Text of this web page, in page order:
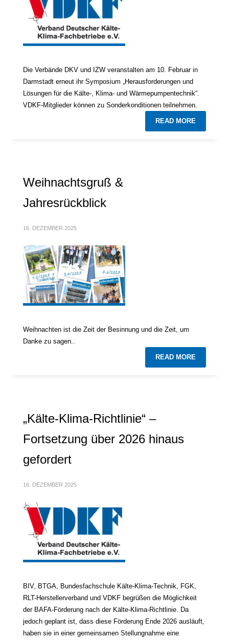
Die Verbände DKV und IZW veranstalten am 10. Februar in
Darmstadt erneut ihr Symposium „Herausforderungen und
Lösungen für die Kälte-, Klima- und Wärmepumpentechnik“.
VDKF-Mitglieder können zu Sonderkonditionen teilnehmen.
READ MORE
Weihnachtsgruß &
Jahresrückblick
16. DEZEMBER 2025
Weihnachten ist die Zeit der Besinnung und die Zeit, um
Danke zu sagen..
READ MORE
„Kälte-Klima-Richtlinie“ –
Fortsetzung über 2026 hinaus
gefordert
16. DEZEMBER 2025
BIV, BTGA, Bundesfachschule Kälte-Klima-Technik, FGK,
RLT-Herstellerverband und VDKF begrüßen die Möglichkeit
der BAFA-Förderung nach der Kälte-Klima-Richtlinie. Da
jedoch geplant ist, dass diese Förderung Ende 2026 ausläuft,
haben sie in einer gemeinsamen Stellungnahme eine